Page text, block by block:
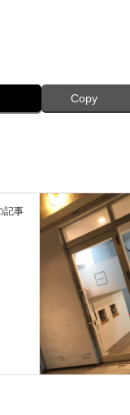
Copy
記事